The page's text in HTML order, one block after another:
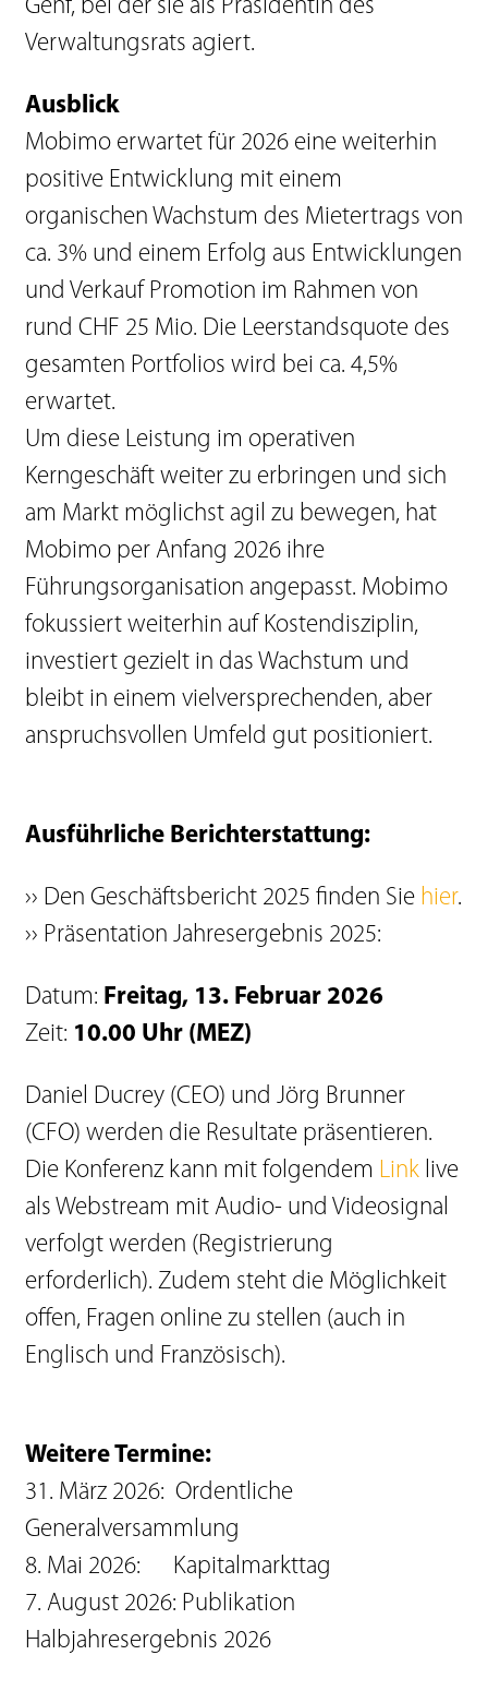
Genf, bei der sie als Präsidentin des
Verwaltungsrats agiert.
Ausblick
Mobimo erwartet für 2026 eine weiterhin
positive Entwicklung mit einem
organischen Wachstum des Mietertrags von
ca. 3% und einem Erfolg aus Entwicklungen
und Verkauf Promotion im Rahmen von
rund CHF 25 Mio. Die Leerstandsquote des
gesamten Portfolios wird bei ca. 4,5%
erwartet.
Um diese Leistung im operativen
Kerngeschäft weiter zu erbringen und sich
am Markt möglichst agil zu bewegen, hat
Mobimo per Anfang 2026 ihre
Führungsorganisation angepasst. Mobimo
fokussiert weiterhin auf Kostendisziplin,
investiert gezielt in das Wachstum und
bleibt in einem vielversprechenden, aber
anspruchsvollen Umfeld gut positioniert.
Ausführliche Berichterstattung:
›› Den Geschäftsbericht 2025 finden Sie hier.
›› Präsentation Jahresergebnis 2025:
Datum: Freitag, 13. Februar 2026
Zeit: 10.00 Uhr (MEZ)
Daniel Ducrey (CEO) und Jörg Brunner
(CFO) werden die Resultate präsentieren.
Die Konferenz kann mit folgendem Link live
als Webstream mit Audio- und Videosignal
verfolgt werden (Registrierung
erforderlich). Zudem steht die Möglichkeit
offen, Fragen online zu stellen (auch in
Englisch und Französisch).
Weitere Termine:
31. März 2026: Ordentliche
Generalversammlung
8. Mai 2026: Kapitalmarkttag
7. August 2026: Publikation
Halbjahresergebnis 2026